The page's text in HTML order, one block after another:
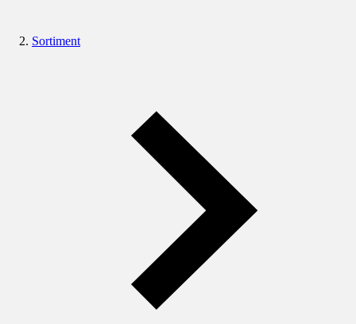
Sortiment